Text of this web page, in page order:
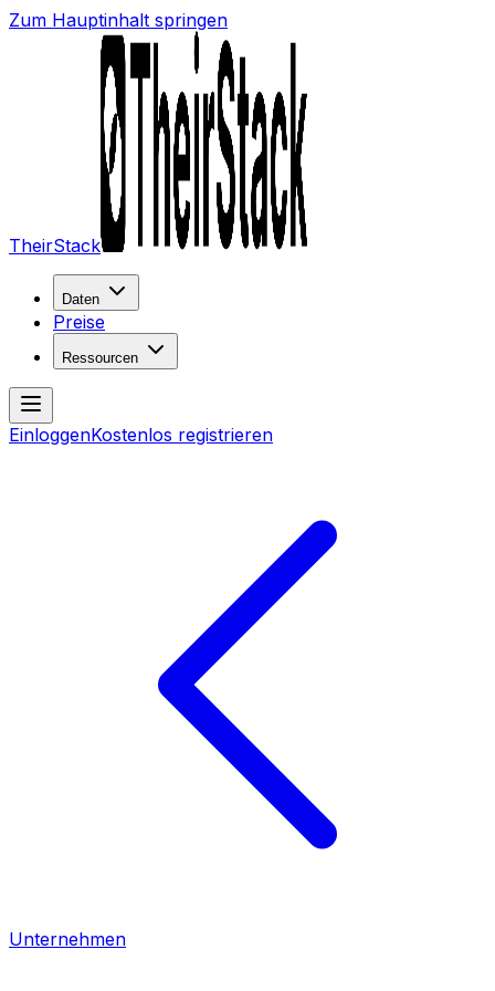
Zum Hauptinhalt springen
TheirStack
Daten
Preise
Ressourcen
EinloggenKostenlos registrieren
Unternehmen